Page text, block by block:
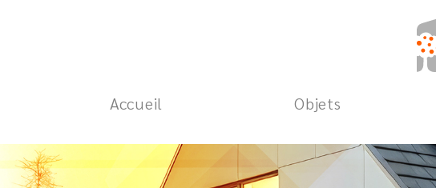
Accueil Objets